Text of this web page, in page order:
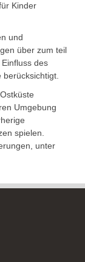
Kinder
und
über zum teil
des
Umgebung
spielen.
unter